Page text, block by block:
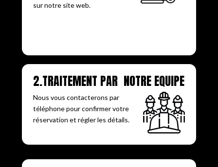
sur notre site web.
2.TRAITEMENT PAR NOTRE ÉQUIPE
Nous vous contacterons par
téléphone pour confirmer votre
réservation et régler les détails.